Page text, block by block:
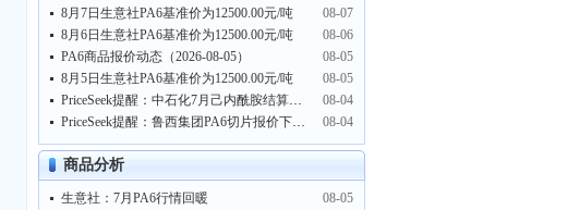
8月7日生意社PA6基准价为12500.00元/吨
08-07
8月6日生意社PA6基准价为12500.00元/吨
08-06
PA6商品报价动态（2026-08-05）
08-05
8月5日生意社PA6基准价为12500.00元/吨
08-05
PriceSeek提醒：中石化7月己内酰胺结算价上调
08-04
PriceSeek提醒：鲁西集团PA6切片报价下调300元/吨
08-04
商品分析
生意社：7月PA6行情回暖
08-05